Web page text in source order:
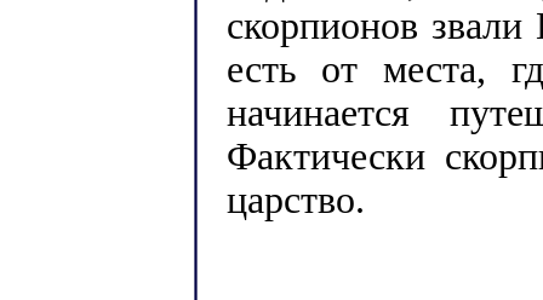
скорпионов
есть от места,
начинается
Фактически
царство.